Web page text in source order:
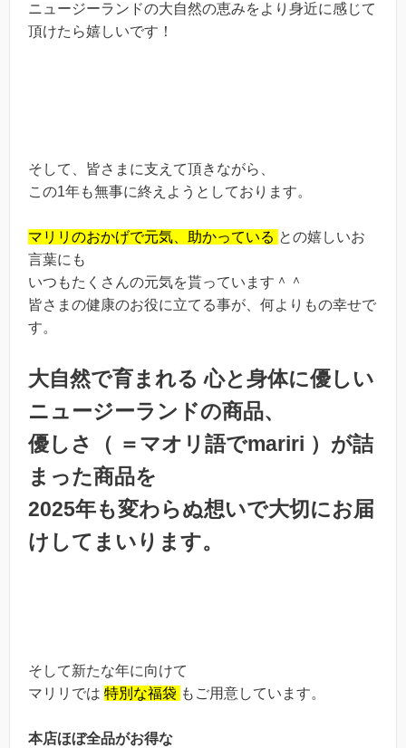
ニュージーランドの大自然の恵みをより身近に感じて
頂けたら嬉しいです！
そして、皆さまに支えて頂きながら、
この1年も無事に終えようとしております。
マリリのおかげで元気、助かっている との嬉しいお
言葉にも
いつもたくさんの元気を貰っています＾＾
皆さまの健康のお役に立てる事が、何よりもの幸せで
す。
大自然で育まれる 心と身体に優しい
ニュージーランドの商品、
優しさ（ ＝マオリ語でmariri ） が詰
まった商品を
2025年も変わらぬ想いで大切にお届
けしてまいります。
そして新たな年に向けて
マリリでは 特別な福袋 もご用意しています。
本店ほぼ全品がお得な